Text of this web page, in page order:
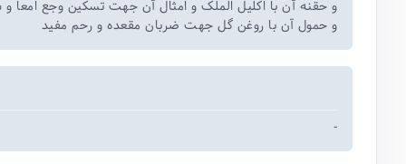
و حقنه آن با اکلیل الملک و امثال آن جهت تسکین وجع امعا
و حمول آن با روغن گل جهت ضربان مقعده و رحم مفید
-